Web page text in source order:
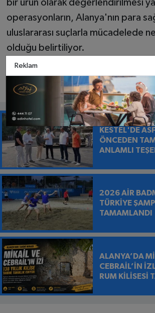
bir ürün olarak değerlendirilmesi
operasyonların, Alanya'nın para
uluslararası suçlarla mücadelede
olduğu belirtiliyor.
KESTEL'DE
ÖNCEDEN
ANLAMLI
BIRAKILDI
2026 AİR
TÜRKİYE
TAMAMLANDI
ALANYA’DA
CEBRAİL’İN
RUM KİLİSESİ
Reklam